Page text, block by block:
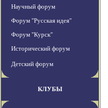
Научный форум
Форум "Русская идея"
Форум "Курск"
Исторический форум
Детский форум
КЛУБЫ